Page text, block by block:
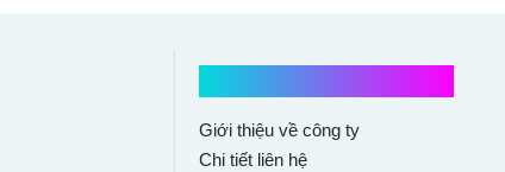
Giới thiệu về công ty
Chi tiết liên hệ